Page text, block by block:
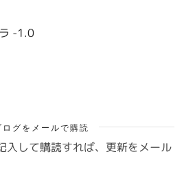
-1.0
ログをメールで購読
入して購読すれば、更新をメール